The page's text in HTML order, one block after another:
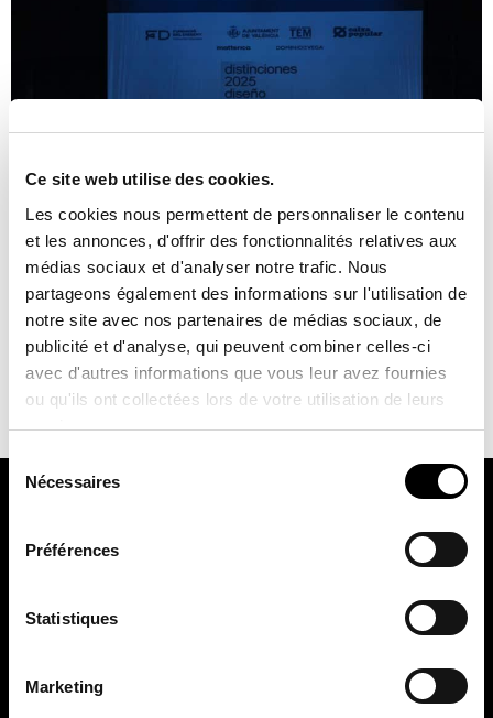
Ce site web utilise des cookies.
Les cookies nous permettent de personnaliser le contenu
et les annonces, d'offrir des fonctionnalités relatives aux
médias sociaux et d'analyser notre trafic. Nous
partageons également des informations sur l'utilisation de
notre site avec nos partenaires de médias sociaux, de
publicité et d'analyse, qui peuvent combiner celles-ci
avec d'autres informations que vous leur avez fournies
ou qu'ils ont collectées lors de votre utilisation de leurs
services.
Sélection
Nécessaires
Préférences
Statistiques
Marketing
Après l’accord de collaboration signé en 2023 avec la
Fundació del Disseny, JISO continue de soutenir le design le
plus efficace et le plus avant-gardiste de la région de
Valence. Chez JISO, nous sommes convaincus que le design
ne se contente pas d’embellir : il transforme, connecte et
projette vers l’avenir. C’est pourquoi nous sommes […]
PI. La Pahilla.